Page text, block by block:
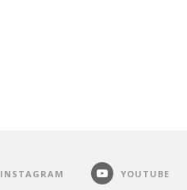
INSTAGRAM YOUTUBE